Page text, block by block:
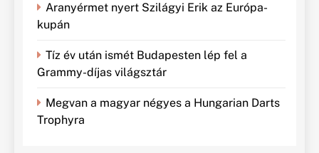
Aranyérmet nyert Szilágyi Erik az Európa-
kupán
Tíz év után ismét Budapesten lép fel a
Grammy-díjas világsztár
Megvan a magyar négyes a Hungarian Darts
Trophyra